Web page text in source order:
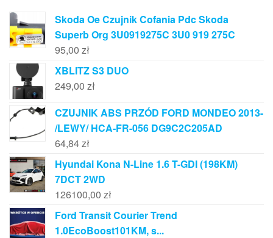
Skoda Oe Czujnik Cofania Pdc Skoda
Superb Org 3U0919275C 3U0 919 275C
95,00 zł
XBLITZ S3 DUO
249,00 zł
CZUJNIK ABS PRZÓD FORD MONDEO 2013-
/LEWY/ HCA-FR-056 DG9C2C205AD
64,84zł
Hyundai Kona N-Line 1.6 T-GDI (198KM)
7DCT 2WD
126100,00 zł
Ford Transit Courier Trend
1.0EcoBoost101KM, s...